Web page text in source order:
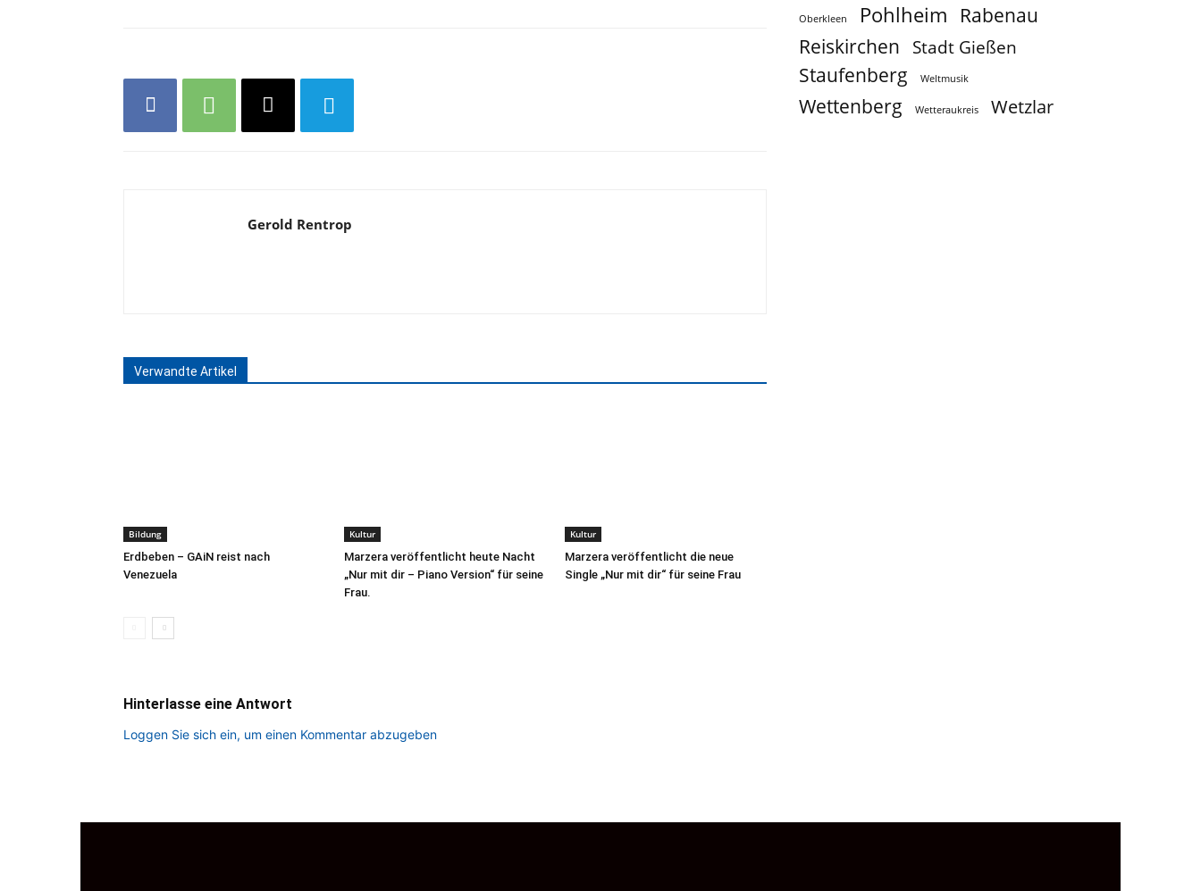
Gerold Rentrop
Verwandte Artikel
Bildung
Erdbeben – GAiN reist nach
Venezuela
Kultur
Marzera veröffentlicht heute Nacht
„Nur mit dir – Piano Version“ für seine
Frau.
Kultur
Marzera veröffentlicht die neue
Single „Nur mit dir“ für seine Frau
Hinterlasse eine Antwort
Loggen Sie sich ein, um einen Kommentar abzugeben
Oberkleen Pohlheim Rabenau
Reiskirchen Stadt Gießen
Staufenberg Weltmusik
Wettenberg Wetteraukreis Wetzlar